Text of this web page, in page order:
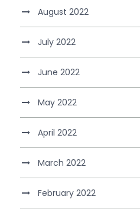
August 2022
July 2022
June 2022
May 2022
April 2022
March 2022
February 2022